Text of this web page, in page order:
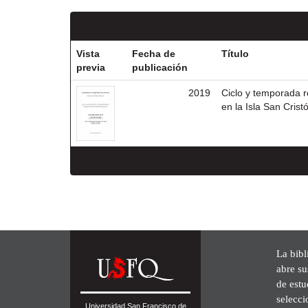
Vista
previa
Fecha de
publicación
Título
2019
Ciclo y temporada
en la Isla San
Universidad San Francisco de
La
abre
de